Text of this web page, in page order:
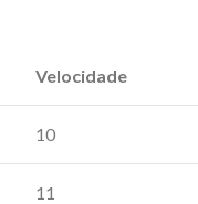
Velocidade
10
11